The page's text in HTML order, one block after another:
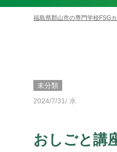
福島県郡山市の専門学校FSG
未分類
2024/7/31/ 水
おしごと講